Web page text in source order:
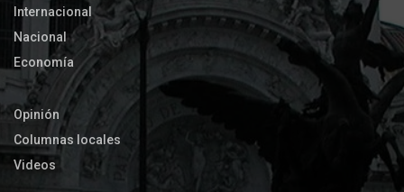
Internacional
Nacional
Economía
Opinión
Columnas locales
Videos